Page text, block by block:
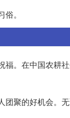
。
。在中国农耕
聚的好机会。